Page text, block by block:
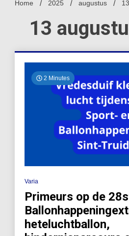
Home 2025 augustus 13
13
2 Minutes
Varia
Primeurs op de
heteluchtballon,